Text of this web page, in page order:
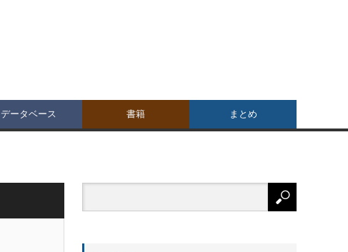
データベース 書籍 まとめ